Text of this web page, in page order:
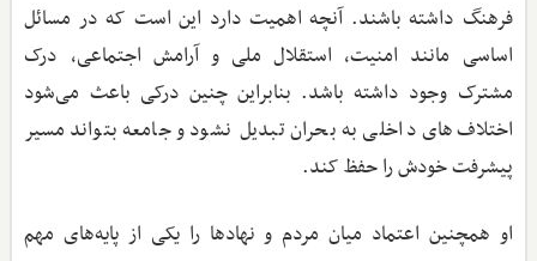
فرهنگ داشته باشند. آنچه اهمیت دارد این است که در مسائل
اساسی مانند امنیت، استقلال ملی و آرامش اجتماعی، درک
مشترک وجود داشته باشد. بنابراین چنین درکی باعث می‌شود
اختلاف‌های داخلی به بحران تبدیل نشود و جامعه بتواند مسیر
پیشرفت خودش را حفظ کند.
او همچنین اعتماد میان مردم و نهادها را یکی از پایه‌های مهم